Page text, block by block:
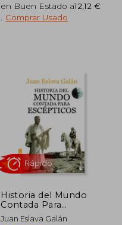
dcto.
en Buen Estado a12,12 €
Comprar Usado
Historia del Mundo
Contada Para
Escépticos
Juan Eslava Galán